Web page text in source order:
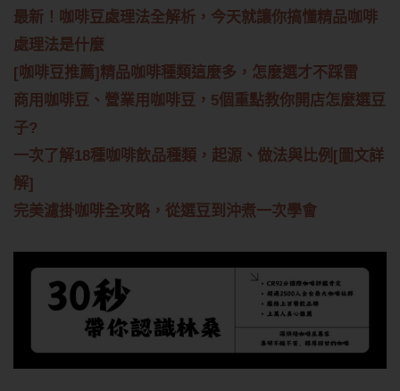
最新！咖啡豆處理法全解析，今天就讓你搞懂精品咖啡
處理法是什麼
[咖啡豆推薦]精品咖啡種類這麼多，怎麼選才不踩雷
商用咖啡豆、營業用咖啡豆，5個重點教你開店怎麼選豆
子?
一次了解18種咖啡飲品種類，起源、做法與比例[圖文詳
解]
完美濾掛咖啡全攻略，從選豆到沖煮一次學會